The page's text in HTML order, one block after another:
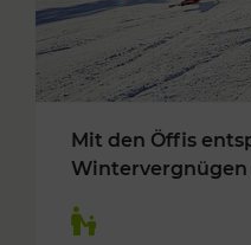
Mit den Öffis
Wintervergnügen